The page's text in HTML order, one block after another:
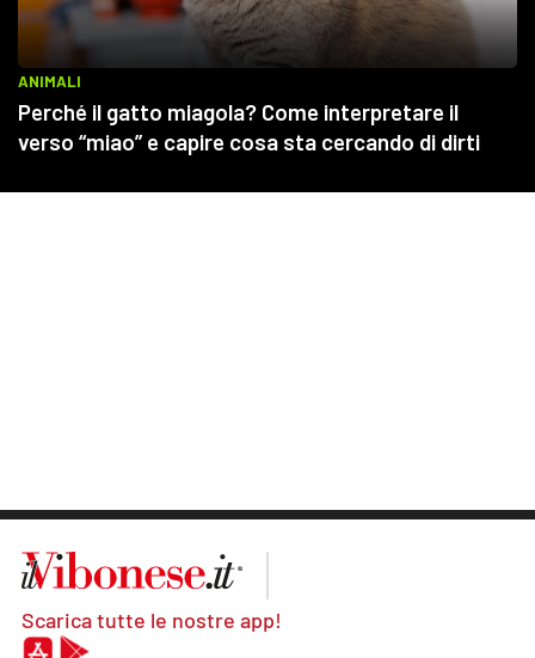
Scarica tutte le nostre app!